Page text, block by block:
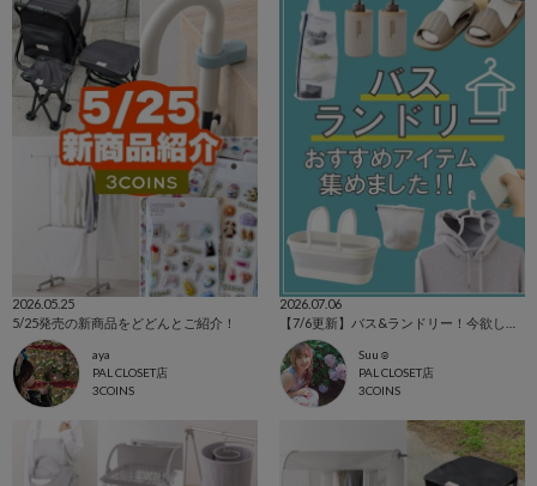
2026.05.25
5/25発売の新商品をどどんとご紹介！
aya
PAL CLOSET店
3COINS
2026.07.06
Suu☺︎
PAL CLOSET店
3COINS